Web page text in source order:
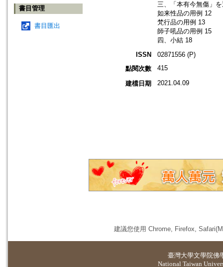
書目管理
書目匯出
三、「本有今無傷」
如来性品の用例 12
梵行品の用例 13
師子吼品の用例 15
四、小結 18
ISSN
02871556 (P)
點閱次數
415
建檔日期 2021.04.09
建議您使用 Chrome, Firefox,
臺灣大學文學院佛
National Taiwan